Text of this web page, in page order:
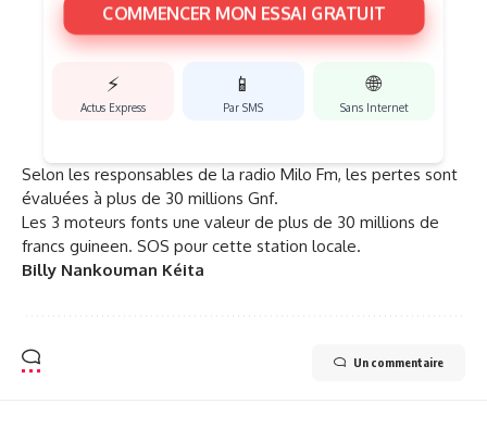
COMMENCER MON ESSAI GRATUIT
⚡
Actus Express
📱
Par SMS
🌐
Sans Internet
Selon les responsables de la radio Milo Fm, les pertes sont
évaluées à plus de 30 millions Gnf.
Les 3 moteurs fonts une valeur de plus de 30 millions de
francs guineen. SOS pour cette station locale.
Billy Nankouman Kéita
Un commentaire